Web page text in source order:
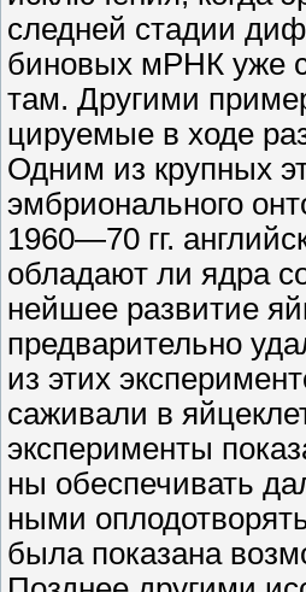
следней стадии
биновых мРНК уже
там. Другими
цируемые в ходе
Одним из крупных
эмбрионального
1960—70 гг.
обладают ли ядра
нейшее развитие
предварительно
из этих
саживали в
эксперименты
ны обеспечивать
ными
была показана